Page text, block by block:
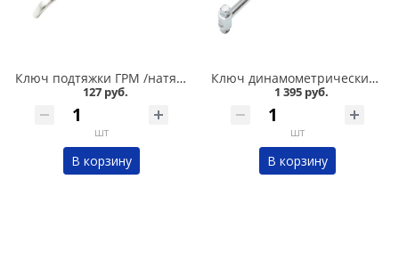
Ключ подтяжки ГРМ /натяжитель ролика/ 2108-2110-2112 Сервис ключ в Омске
127 руб.
шт
В корзину
Ключ динамометрический шкальный 1/2 Сервис ключ в Омске
1 395 руб.
шт
В корзину